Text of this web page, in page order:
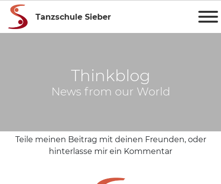
Tanzschule Sieber
Thinkblog
News from our World
Teile meinen Beitrag mit deinen Freunden, oder
hinterlasse mir ein Kommentar